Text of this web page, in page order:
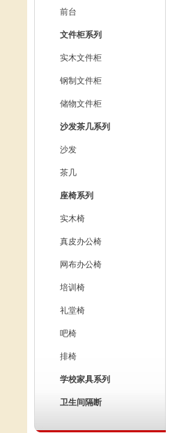
前台
文件柜系列
实木文件柜
钢制文件柜
储物文件柜
沙发茶几系列
沙发
茶几
座椅系列
实木椅
真皮办公椅
网布办公椅
培训椅
礼堂椅
吧椅
排椅
学校家具系列
卫生间隔断